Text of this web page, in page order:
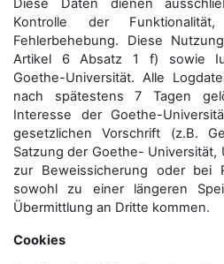
Diese Daten dienen
Kontrolle der
Fehlerbehebung. Diese
Artikel 6 Absatz 1 f) sowie
Goethe-Universität. Alle
nach spätestens 7 Tagen
Interesse der Goethe-
gesetzlichen Vorschrift (z.B.
Satzung der Goethe-
zur Beweissicherung oder bei
sowohl zu einer längeren
Übermittlung an Dritte kommen.
Cookies